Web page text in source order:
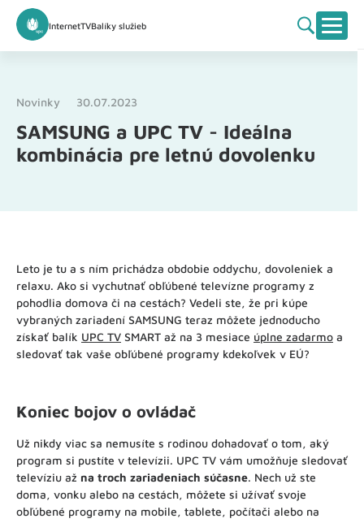
InternetTVBalíky služieb
Novinky 30.07.2023
SAMSUNG a UPC TV - Ideálna
kombinácia pre letnú dovolenku
Leto je tu a s ním prichádza obdobie oddychu, dovoleniek a
relaxu. Ako si vychutnať obľúbené televízne programy z
pohodlia domova či na cestách? Vedeli ste, že pri kúpe
vybraných zariadení SAMSUNG teraz môžete jednoducho
získať balík UPC TV SMART až na 3 mesiace úplne zadarmo a
sledovať tak vaše obľúbené programy kdekoľvek v EÚ?
Koniec bojov o ovládač
Už nikdy viac sa nemusíte s rodinou dohadovať o tom, aký
program si pustíte v televízii. UPC TV vám umožňuje sledovať
televíziu až na troch zariadeniach súčasne. Nech už ste
doma, vonku alebo na cestách, môžete si užívať svoje
obľúbené programy na mobile, tablete, počítači alebo na